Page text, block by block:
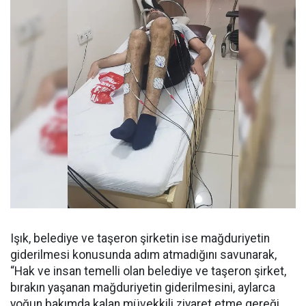
Işık, belediye ve taşeron şirketin ise mağduriyetin
giderilmesi konusunda adım atmadığını savunarak,
“Hak ve insan temelli olan belediye ve taşeron şirket,
bırakın yaşanan mağduriyetin giderilmesini, aylarca